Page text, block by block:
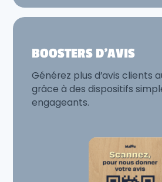
BOOSTERS D'AVIS
Générez plus d’avis clients
grâce à des dispositifs
engageants.